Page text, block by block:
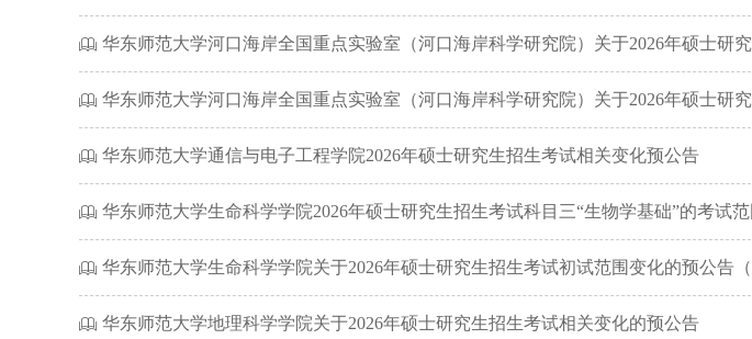
ꁡ 华东师范大学河口海岸全国重点实验室（河口海岸科学研究院）关于2026年硕士研
ꁡ 华东师范大学河口海岸全国重点实验室（河口海岸科学研究院）关于2026年硕士研
ꁡ 华东师范大学通信与电子工程学院2026年硕士研究生招生考试相关变化预公告
ꁡ 华东师范大学生命科学学院2026年硕士研究生招生考试科目三“生物学基础”的考试
ꁡ 华东师范大学生命科学学院关于2026年硕士研究生招生考试初试范围变化的预公告（
ꁡ 华东师范大学地理科学学院关于2026年硕士研究生招生考试相关变化的预公告